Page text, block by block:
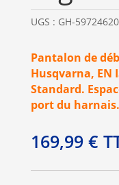
UGS : GH-59724620
Pantalon de
Husqvarna, EN
Standard.
port du harnais.
169,99 €